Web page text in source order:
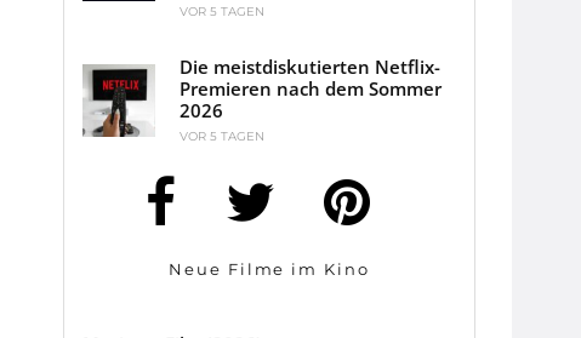
VOR 5 TAGEN
Die meistdiskutierten Netflix-
Premieren nach dem Sommer
2026
VOR 5 TAGEN
Neue Filme im Kino